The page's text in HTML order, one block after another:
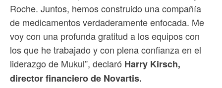
Roche. Juntos, hemos construido una compañía
de medicamentos verdaderamente enfocada. Me
voy con una profunda gratitud a los equipos con
los que he trabajado y con plena confianza en el
liderazgo de Mukul”, declaró Harry Kirsch,
director financiero de Novartis.